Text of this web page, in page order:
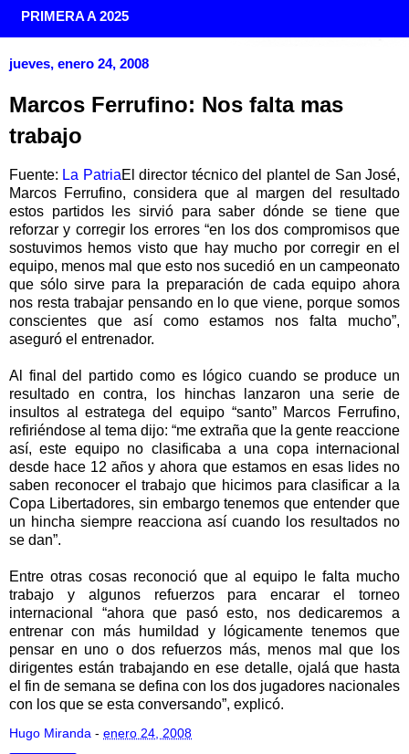
PRIMERA A 2025
jueves, enero 24, 2008
Marcos Ferrufino: Nos falta mas
trabajo
Fuente: La PatriaEl director técnico del plantel de San José,
Marcos Ferrufino, considera que al margen del resultado
estos partidos les sirvió para saber dónde se tiene que
reforzar y corregir los errores “en los dos compromisos que
sostuvimos hemos visto que hay mucho por corregir en el
equipo, menos mal que esto nos sucedió en un campeonato
que sólo sirve para la preparación de cada equipo ahora
nos resta trabajar pensando en lo que viene, porque somos
conscientes que así como estamos nos falta mucho”,
aseguró el entrenador.
Al final del partido como es lógico cuando se produce un
resultado en contra, los hinchas lanzaron una serie de
insultos al estratega del equipo “santo” Marcos Ferrufino,
refiriéndose al tema dijo: “me extraña que la gente reaccione
así, este equipo no clasificaba a una copa internacional
desde hace 12 años y ahora que estamos en esas lides no
saben reconocer el trabajo que hicimos para clasificar a la
Copa Libertadores, sin embargo tenemos que entender que
un hincha siempre reacciona así cuando los resultados no
se dan”.
Entre otras cosas reconoció que al equipo le falta mucho
trabajo y algunos refuerzos para encarar el torneo
internacional “ahora que pasó esto, nos dedicaremos a
entrenar con más humildad y lógicamente tenemos que
pensar en uno o dos refuerzos más, menos mal que los
dirigentes están trabajando en ese detalle, ojalá que hasta
el fin de semana se defina con los dos jugadores nacionales
con los que se esta conversando”, explicó.
Hugo Miranda - enero 24, 2008